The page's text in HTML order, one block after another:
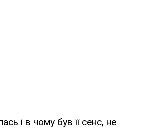
і в чому був її сенс, не